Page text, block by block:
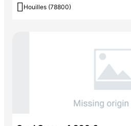
 Houilles (78800)